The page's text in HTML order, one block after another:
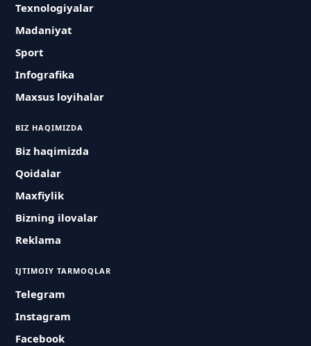
Texnologiyalar
Madaniyat
Sport
Infografika
Maxsus loyihalar
BIZ HAQIMIZDA
Biz haqimizda
Qoidalar
Maxfiylik
Bizning ilovalar
Reklama
IJTIMOIY TARMOQLAR
Telegram
Instagram
Facebook